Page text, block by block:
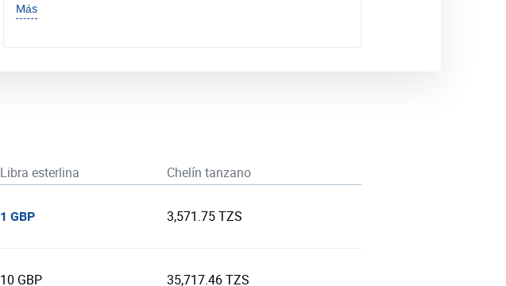
Más
Libra esterlina Chelín tanzano
1 GBP 3,571.75 TZS
10 GBP 35,717.46 TZS